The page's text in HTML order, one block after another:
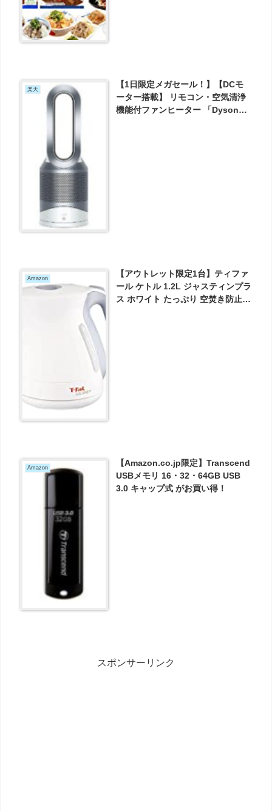
楽天
【1日限定メガセール！】【DCモ
ーター搭載】 リモコン・空気清浄
機能付ファンヒーター 「Dyson
Amazon
【アウトレット限定1台】ティファ
ール ケトル 1.2L ジャスティンプラ
ス ホワイト たっぷり 空焚き防止
Amazon
【Amazon.co.jp限定】Transcend
USBメモリ 16・32・64GB USB
3.0 キャップ式 がお買い得！
スポンサーリンク